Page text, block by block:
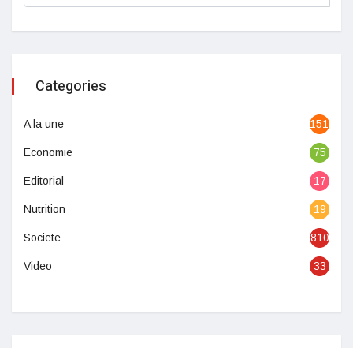
Categories
A la une 1513
Economie 75
Editorial 17
Nutrition 19
Societe 810
Video 33